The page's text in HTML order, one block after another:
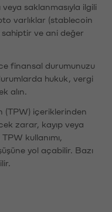
veya saklanmasıyla ilgili
varlıklar (stablecoin
ve ani değer
finansal durumunuzu
hukuk, vergi
alın.
(TPW) içeriklerinden
zarar, kayıp veya
kullanımı,
yol açabilir. Bazı